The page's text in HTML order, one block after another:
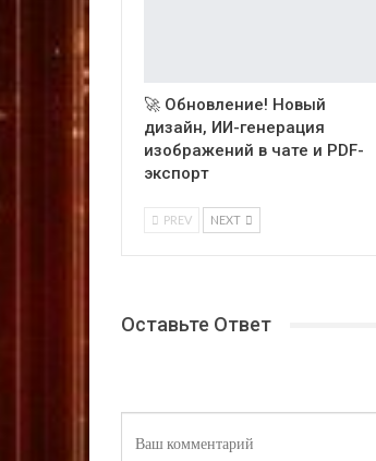
🚀 Обновление! Новый
дизайн, ИИ-генерация
изображений в чате и PDF-
экспорт
PREV NEXT
Оставьте Ответ